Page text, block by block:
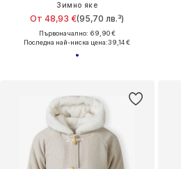
Зимно яке
От 48,93 €(95,70 лв.³)
Първоначално: 69,90 €
Последна най-ниска цена:39,14 €